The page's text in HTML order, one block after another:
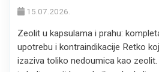
15.07.2026.
Zeolit u kapsulama i prahu:
upotrebu i kontraindikacije Retko
izaziva toliko nedoumica kao